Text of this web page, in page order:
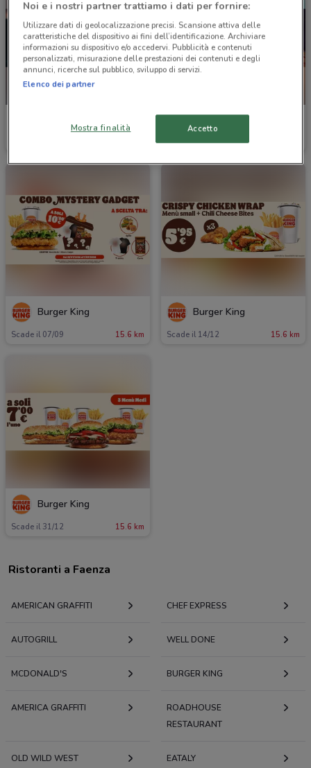
Scade il 31/08
Burger King
Scade il 07/09 15.6 km
Burger King
Scade il 14/12 15.6 km
Burger King
Scade il 31/12 15.6 km
Ristoranti a Faenza
AMERICAN GRAFFITI CHEF EXPRESS
AUTOGRILL WELL DONE
MCDONALD'S BURGER KING
AMERICA GRAFFITI
ROADHOUSE
RESTAURANT
OLD WILD WEST EATALY
Noi e i nostri partner trattiamo i dati per fornire:
Utilizzare dati di geolocalizzazione precisi. Scansione attiva delle
caratteristiche del dispositivo ai fini dell’identificazione. Archiviare
informazioni su dispositivo e/o accedervi. Pubblicità e contenuti
personalizzati, misurazione delle prestazioni dei contenuti e degli
annunci, ricerche sul pubblico, sviluppo di servizi.
Elenco dei partner
Mostra finalità Accetto